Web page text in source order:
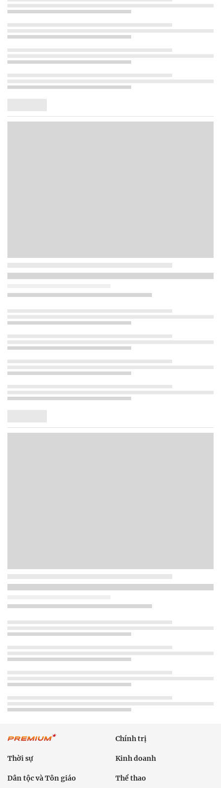
Chính trị
Thời sự Kinh doanh
Dân tộc và Tôn giáo Thể thao